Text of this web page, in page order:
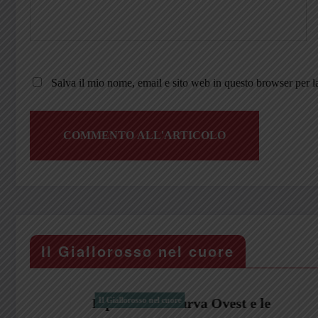
Salva il mio nome, email e sito web in questo browser per
Il Giallorosso nel cuore
Il Giallorosso nel cuore
Il pino della Curva Ovest e le
Il Giallorosso
Dalla